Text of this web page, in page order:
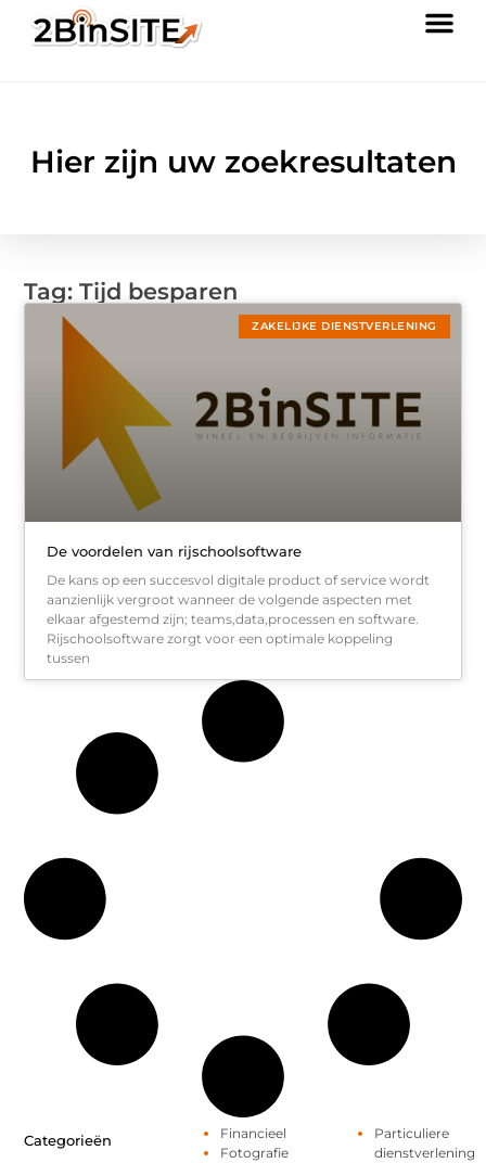
Hier zijn uw zoekresultaten
Tag: Tijd besparen
ZAKELIJKE DIENSTVERLENING
De voordelen van rijschoolsoftware
De kans op een succesvol digitale product of service wordt
aanzienlijk vergroot wanneer de volgende aspecten met
elkaar afgestemd zijn; teams,data,processen en software.
Rijschoolsoftware zorgt voor een optimale koppeling
tussen
Categorieën
Financieel
Fotografie
Particuliere
dienstverlening